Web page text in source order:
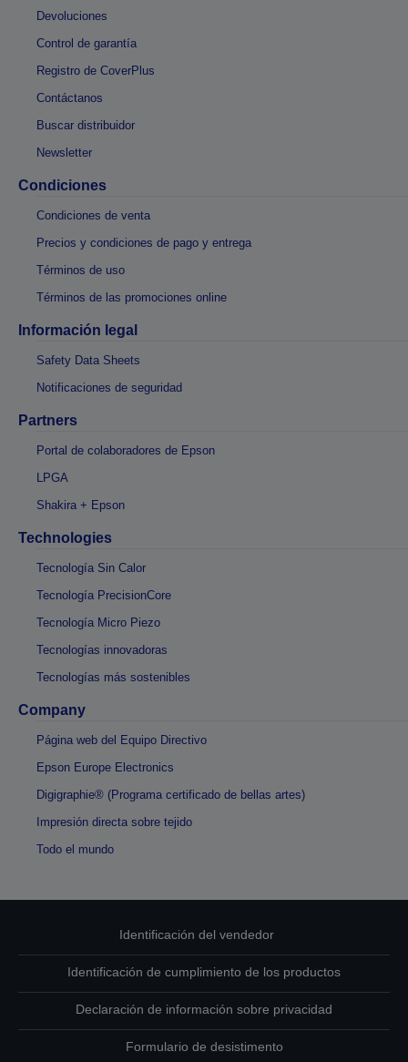
Devoluciones
Control de garantía
Registro de CoverPlus
Contáctanos
Buscar distribuidor
Newsletter
Condiciones
Condiciones de venta
Precios y condiciones de pago y entrega
Términos de uso
Términos de las promociones online
Información legal
Safety Data Sheets
Notificaciones de seguridad
Partners
Portal de colaboradores de Epson
LPGA
Shakira + Epson
Technologies
Tecnología Sin Calor
Tecnología PrecisionCore
Tecnología Micro Piezo
Tecnologías innovadoras
Tecnologías más sostenibles
Company
Página web del Equipo Directivo
Epson Europe Electronics
Digigraphie® (Programa certificado de bellas artes)
Impresión directa sobre tejido
Todo el mundo
Identificación del vendedor
Identificación de cumplimiento de los productos
Declaración de información sobre privacidad
Formulario de desistimento